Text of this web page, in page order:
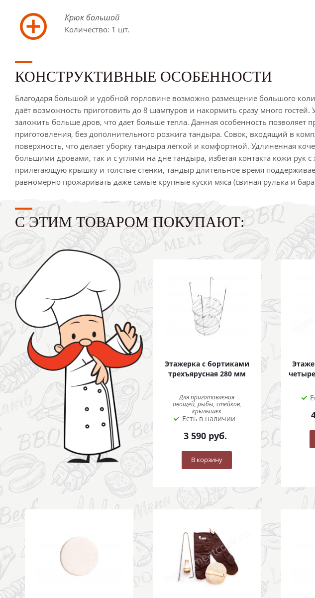
Крюк большой
Количество: 1 шт.
КОНСТРУКТИВНЫЕ ОСОБЕННОСТИ
Благодаря большой и удобной горловине возможно размещение большого
даёт возможность приготовить до 8 шампуров и накормить сразу много
заложить больше дров, что дает больше тепла. Данная особенность позволяет
приготовления, без дополнительного розжига тандыра. Совок, входящий в
поверхность, что делает уборку тандыра лёгкой и комфортной. Удлиненная
большими дровами, так и с углями на дне тандыра, избегая контакта кожи рук
прилегающую крышку и толстые стенки, тандыр длительное время
равномерно прожаривать даже самые крупные куски мяса (свиная рулька и
С ЭТИМ ТОВАРОМ ПОКУПАЮТ:
Этажерка с бортиками
трехъярусная 280 мм
Для приготовления
овощей, рыбы, стейков,
крылышек
Есть в наличии
3 590руб.
В корзину